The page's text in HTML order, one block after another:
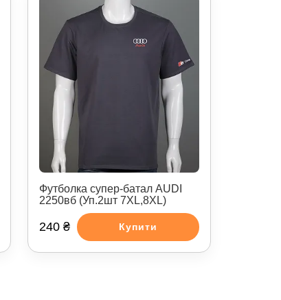
Футболка супер-батал AUDI
2250вб (Уп.2шт 7XL,8XL)
240 ₴ Купити